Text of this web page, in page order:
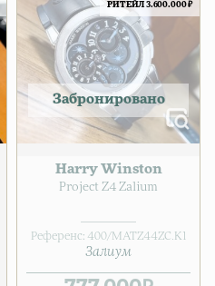
РИТЕЙЛ 3.600.000 ₽
Harry Winston
Project Z4 Zalium
Референс: 400/MATZ44ZC.K1
Залиум